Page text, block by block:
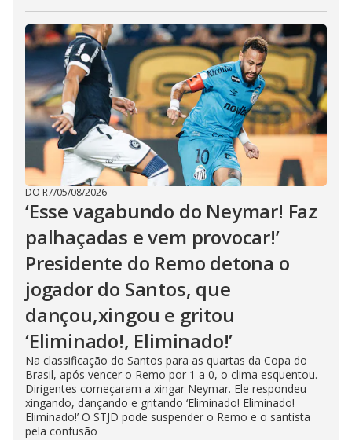
DO R7/05/08/2026
‘Esse vagabundo do Neymar! Faz
palhaçadas e vem provocar!’
Presidente do Remo detona o
jogador do Santos, que
dançou,xingou e gritou
‘Eliminado!, Eliminado!’
Na classificação do Santos para as quartas da Copa do
Brasil, após vencer o Remo por 1 a 0, o clima esquentou.
Dirigentes começaram a xingar Neymar. Ele respondeu
xingando, dançando e gritando ‘Eliminado! Eliminado!
Eliminado!’ O STJD pode suspender o Remo e o santista
pela confusão